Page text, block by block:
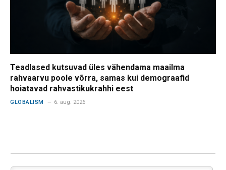
Teadlased kutsuvad üles vähendama maailma
rahvaarvu poole võrra, samas kui demograafid
hoiatavad rahvastikukrahhi eest
GLOBALISM 6. aug. 2026